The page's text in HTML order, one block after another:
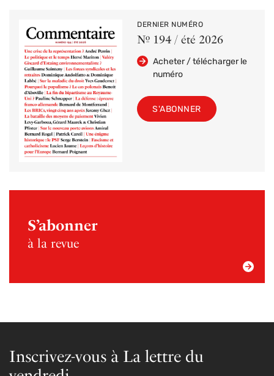
DERNIER NUMÉRO
Nº 194 / été 2026
Acheter / télécharger le
numéro
S'ABONNER
S’abonner
à la revue
Inscrivez-vous à La lettre du